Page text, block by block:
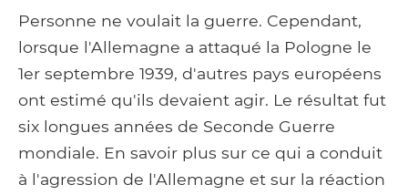
Personne ne voulait la guerre. Cependant,
lorsque l'Allemagne a attaqué la Pologne le
1er septembre 1939, d'autres pays européens
ont estimé qu'ils devaient agir. Le résultat fut
six longues années de Seconde Guerre
mondiale. En savoir plus sur ce qui a conduit
à l'agression de l'Allemagne et sur la réaction